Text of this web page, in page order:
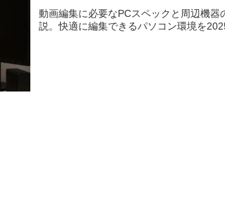
動画編集に必要なPCスペックと周辺機器
説。快適に編集できるパソコン環境を